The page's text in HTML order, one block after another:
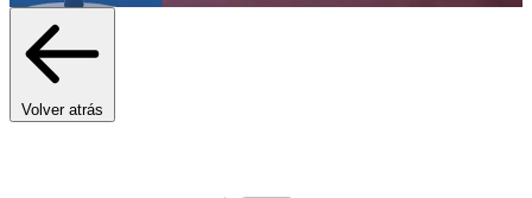
Volver atrás